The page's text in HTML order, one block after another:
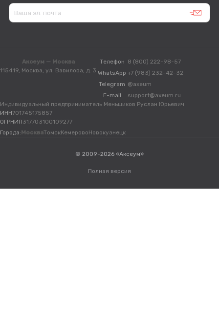
Аксеум — Москва
115419, Москва, ул. Вавилова, д. 3
Телефон 8 (800) 222-98-57
WhatsApp +7 (983) 232-42-32
Telegram @axeum
E-mail
support@axeum.ru
Индивидуальный предприниматель Меньшиков Руслан Юрьевич
ИНН701745175857
ОГРНИП317703100109277
Города: МоскваТомскКемеровоНовокузнецк
© 2009-2026 «Аксеум»
Полная версия